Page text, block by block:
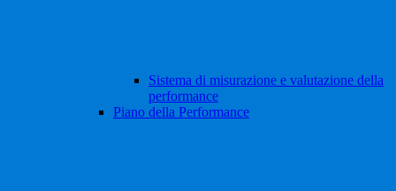
Sistema di misurazione e valutazione della
performance
Piano della Performance